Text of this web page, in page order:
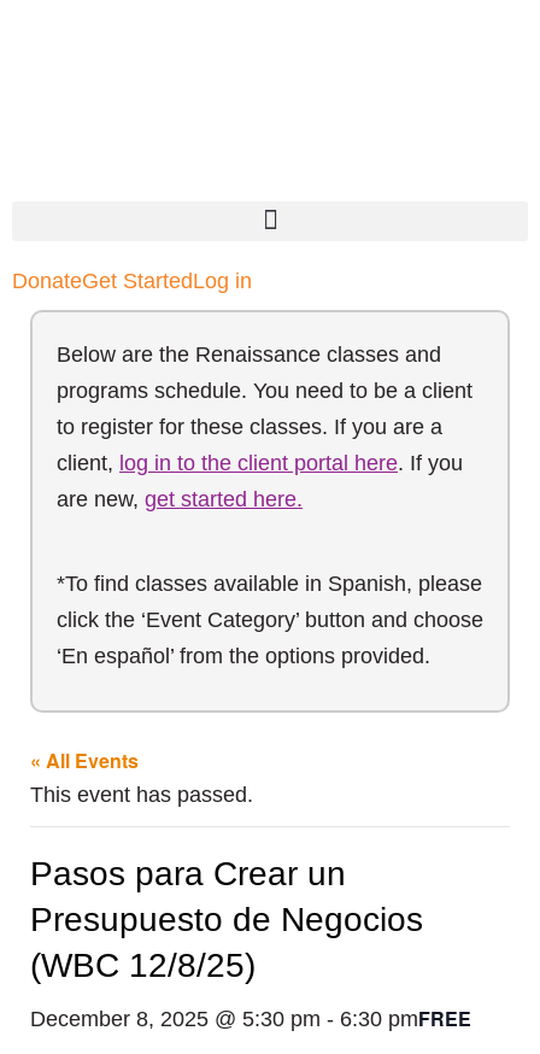
DonateGet StartedLog in
Below are the Renaissance classes and
programs schedule. You need to be a client
to register for these classes. If you are a
client, log in to the client portal here. If you
are new, get started here.
*To find classes available in Spanish, please
click the ‘Event Category’ button and choose
‘En español’ from the options provided.
« All Events
This event has passed.
Pasos para Crear un
Presupuesto de Negocios
(WBC 12/8/25)
December 8, 2025 @ 5:30 pm - 6:30 pmFREE